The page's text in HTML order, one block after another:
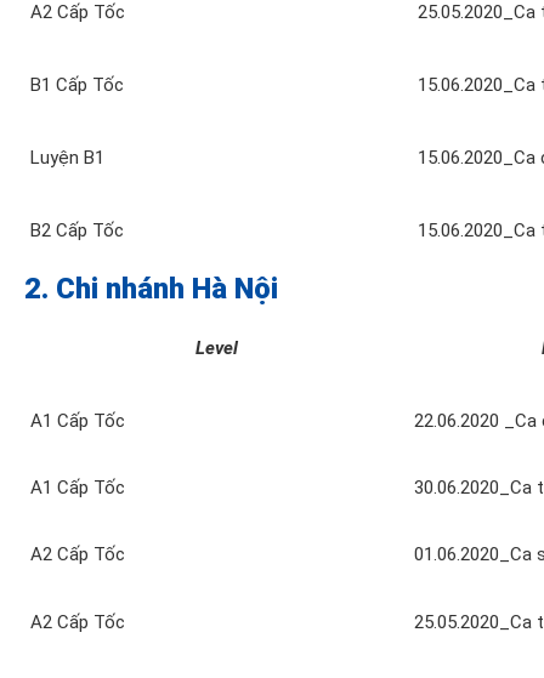
A2 Cấp Tốc 25.05.2020_Ca
B1 Cấp Tốc 15.06.2020_Ca
Luyện B1 15.06.2020_Ca
B2 Cấp Tốc 15.06.2020_Ca
2. Chi nhánh Hà Nội
Level
A1 Cấp Tốc 22.06.2020 _Ca
A1 Cấp Tốc 30.06.2020_Ca
A2 Cấp Tốc 01.06.2020_Ca
A2 Cấp Tốc 25.05.2020_Ca